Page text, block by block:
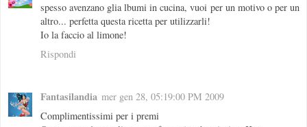
spesso avenzano glia lbumi in cucina, vuoi per un motivo o per un
altro... perfetta questa ricetta per utilizzarli!
Io la faccio al limone!
Rispondi
Fantasilandia mer gen 28, 05:19:00 PM 2009
Complimentissimi per i premi